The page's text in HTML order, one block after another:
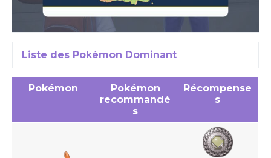
Liste des Pokémon Dominant
Pokémon
Pokémon
recommandé
s
Récompense
s